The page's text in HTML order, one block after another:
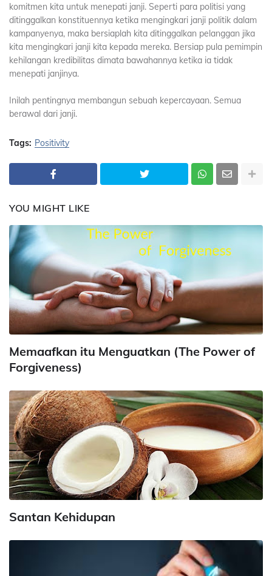
komitmen kita untuk menepati janji. Seperti para politisi yang
ditinggalkan konstituennya ketika mengingkari janji politik dalam
kampanyenya, maka bersiaplah kita ditinggalkan pelanggan jika
kita mengingkari janji kita kepada mereka. Bersiap pula pemimpin
kehilangan kredibilitas dimata bawahannya ketika ia tidak
menepati janjinya.
Inilah pentingnya membangun sebuah kepercayaan. Semua
berawal dari janji.
Tags: Positivity
YOU MIGHT LIKE
Memaafkan itu Menguatkan (The Power of
Forgiveness)
Santan Kehidupan